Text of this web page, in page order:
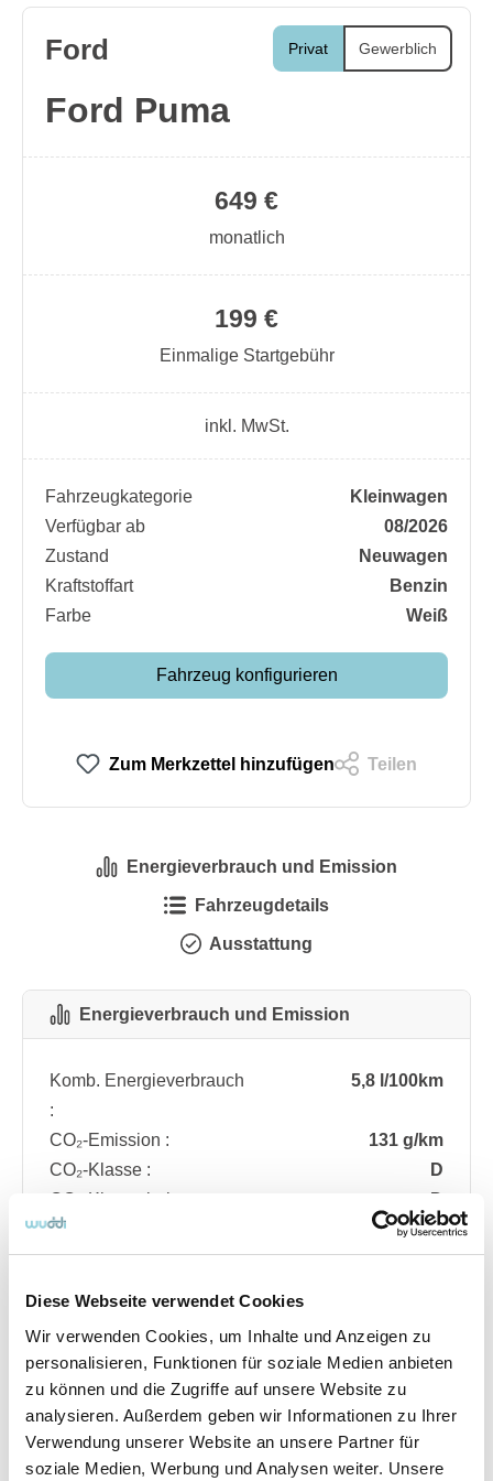
Diese Webseite verwendet Cookies
Wir verwenden Cookies, um Inhalte und Anzeigen zu
personalisieren, Funktionen für soziale Medien anbieten
zu können und die Zugriffe auf unsere Website zu
analysieren. Außerdem geben wir Informationen zu Ihrer
Verwendung unserer Website an unsere Partner für
soziale Medien, Werbung und Analysen weiter. Unsere
Privat Gewerblich
Ford
Ford Puma
199 €
Einmalige Startgebühr
649 €
monatlich
inkl. MwSt.
Fahrzeugkategorie
Kleinwagen
Verfügbar ab
08/2026
Zustand
Neuwagen
Kraftstoffart
Benzin
Farbe
Weiß
Fahrzeug konfigurieren
Zum Merkzettel hinzufügen Teilen
Energieverbrauch und Emission
Fahrzeugdetails
Ausstattung
Energieverbrauch und Emission
Komb. Energieverbrauch
:
5,8 l/100km
CO₂-Emission :
131 g/km
CO₂-Klasse :
D
CO₂-Klasse bei
entladener Batterie :
D
Fahrzeugdetails
Angebotsnummer
ABO74.309
Ausstattungslinie
ST Line
Verfügbar ab